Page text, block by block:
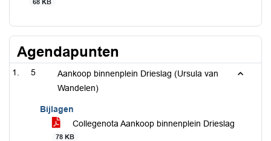
68 KB
Agendapunten
5
Aankoop binnenplein Drieslag (Ursula van
Wandelen)
Bijlagen
Collegenota Aankoop binnenplein Drieslag
78 KB